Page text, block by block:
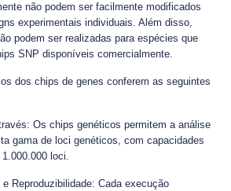
não podem ser facilmente modificados
experimentais individuais. Além disso,
podem ser realizadas para espécies que
SNP disponíveis comercialmente.
dos chips de genes conferem as seguintes
Os chips genéticos permitem a análise
gama de loci genéticos, com capacidades
loci.
Reproduzibilidade: Cada execução